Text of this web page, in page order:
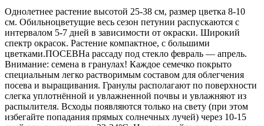
Однолетнее растение высотой 25-38 см, размер цветка 8-10
см. Обильноцветущие весь сезон петунии распускаются с
интервалом 5-7 дней в зависимости от окраски. Широкий
спектр окрасок. Растение компактное, с большими
цветками.ПОСЕВНа рассаду под стекло февраль — апрель.
Внимание: семена в гранулах! Каждое семечко покрыто
специальным легко растворимым составом для облегчения
посева и выращивания. Гранулы располагают по поверхности
слегка уплотнённой и увлажненной почвы и увлажняют из
распылителя. Всходы появляются только на свету (при этом
избегайте попадания прямых солнечных лучей) через 10-15